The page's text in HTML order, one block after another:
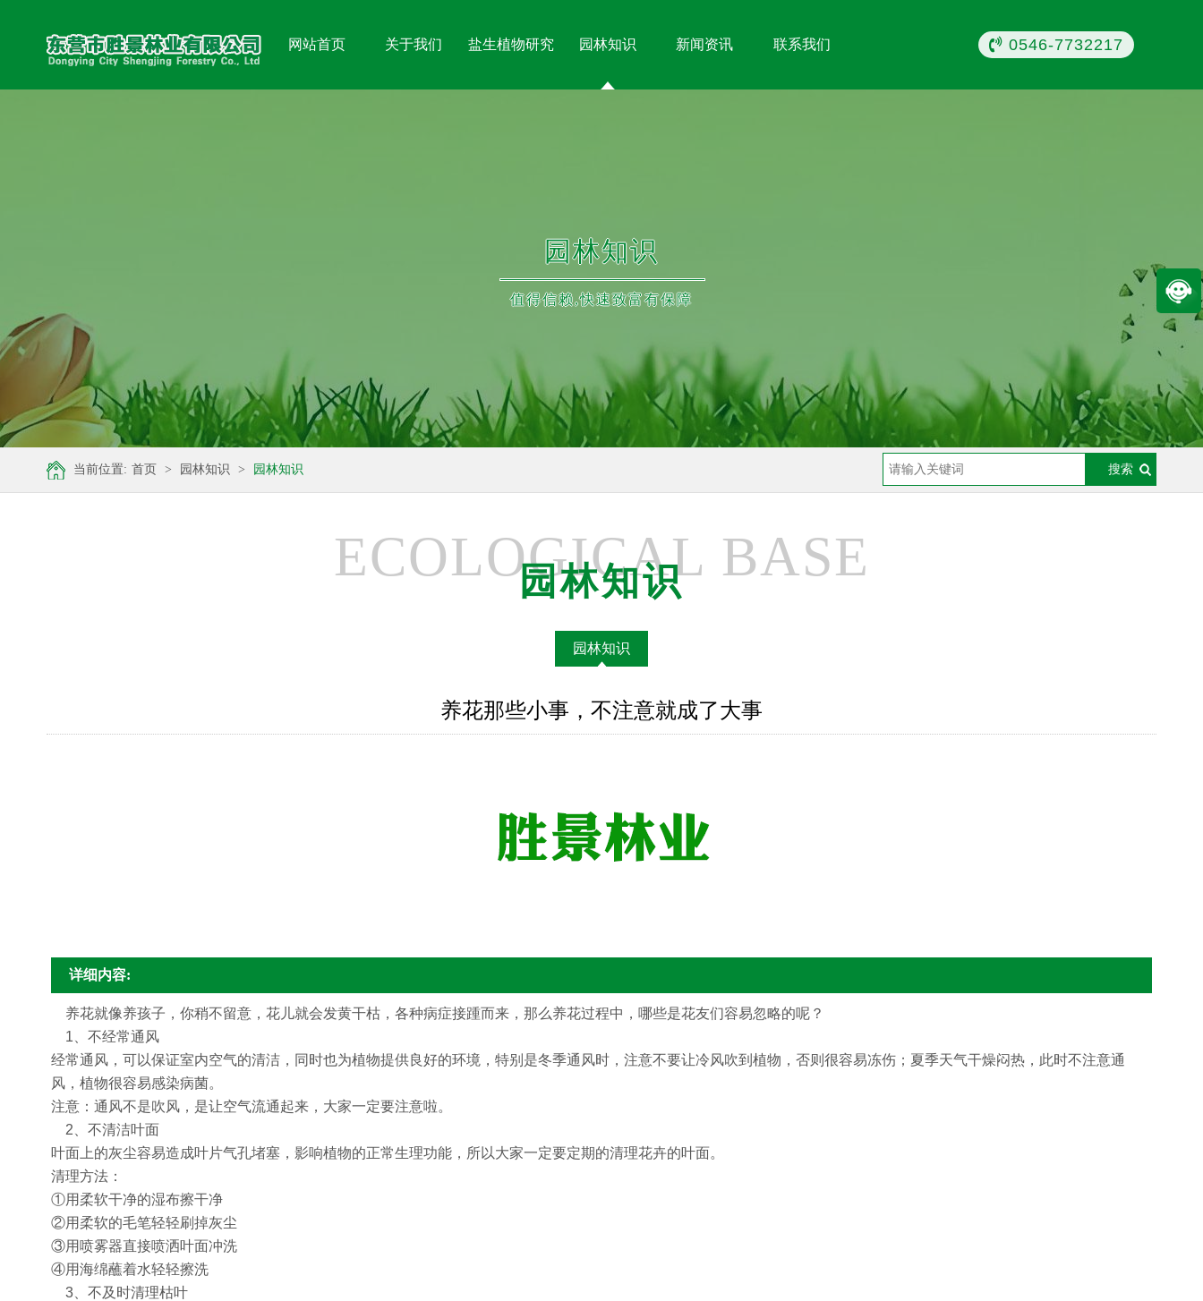
0546-7732217
网站首页 关于我们 盐生植物研究 园林知识 新闻资讯 联系我们
园林知识
值得信赖,快速致富有保障
当前位置: 首页 > 园林知识 > 园林知识 搜索
ECOLOGICAL BASE
园林知识
园林知识
养花那些小事，不注意就成了大事
详细内容:
养花就像养孩子，你稍不留意，花儿就会发黄干枯，各种病症接踵而来，那么养花过程中，哪些是花友们容易忽略的呢？
1、不经常通风
经常通风，可以保证室内空气的清洁，同时也为植物提供良好的环境，特别是冬季通风时，注意不要让冷风吹到植物，否则很容易冻伤；夏季天气干燥闷热，此时不注意通
风，植物很容易感染病菌。
注意：通风不是吹风，是让空气流通起来，大家一定要注意啦。
2、不清洁叶面
叶面上的灰尘容易造成叶片气孔堵塞，影响植物的正常生理功能，所以大家一定要定期的清理花卉的叶面。
清理方法：
①用柔软干净的湿布擦干净
②用柔软的毛笔轻轻刷掉灰尘
③用喷雾器直接喷洒叶面冲洗
④用海绵蘸着水轻轻擦洗
3、不及时清理枯叶